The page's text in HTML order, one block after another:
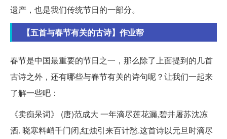
遗产，也是我们传统节日的一部分。
【五首与春节有关的古诗】作业帮
春节是中国最重要的节日之一，那么除了上面提到的几首
古诗之外，还有哪些与春节有关的诗句呢？让我们一起来
了解一些吧：
《卖痴呆词》 (唐)范成大 一年滴尽莲花漏,碧井屠苏沈冻
酒. 晓寒料峭千门闭,红烛引来百计愁.这首诗以元旦时滴尽